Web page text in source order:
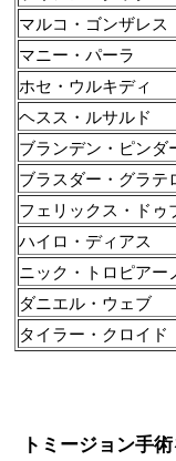
マルコ・ゴンザレス
マニー・パーラ
ホセ・ウルキディ
ヘスス・ルサルド
ブランデン・ピンダ
ブラスダー・グラテ
フェリックス・ドゥ
ハイロ・ディアス
ニック・トロピアー
ダニエル・ウェブ
タイラー・クロイド
トミージョン手